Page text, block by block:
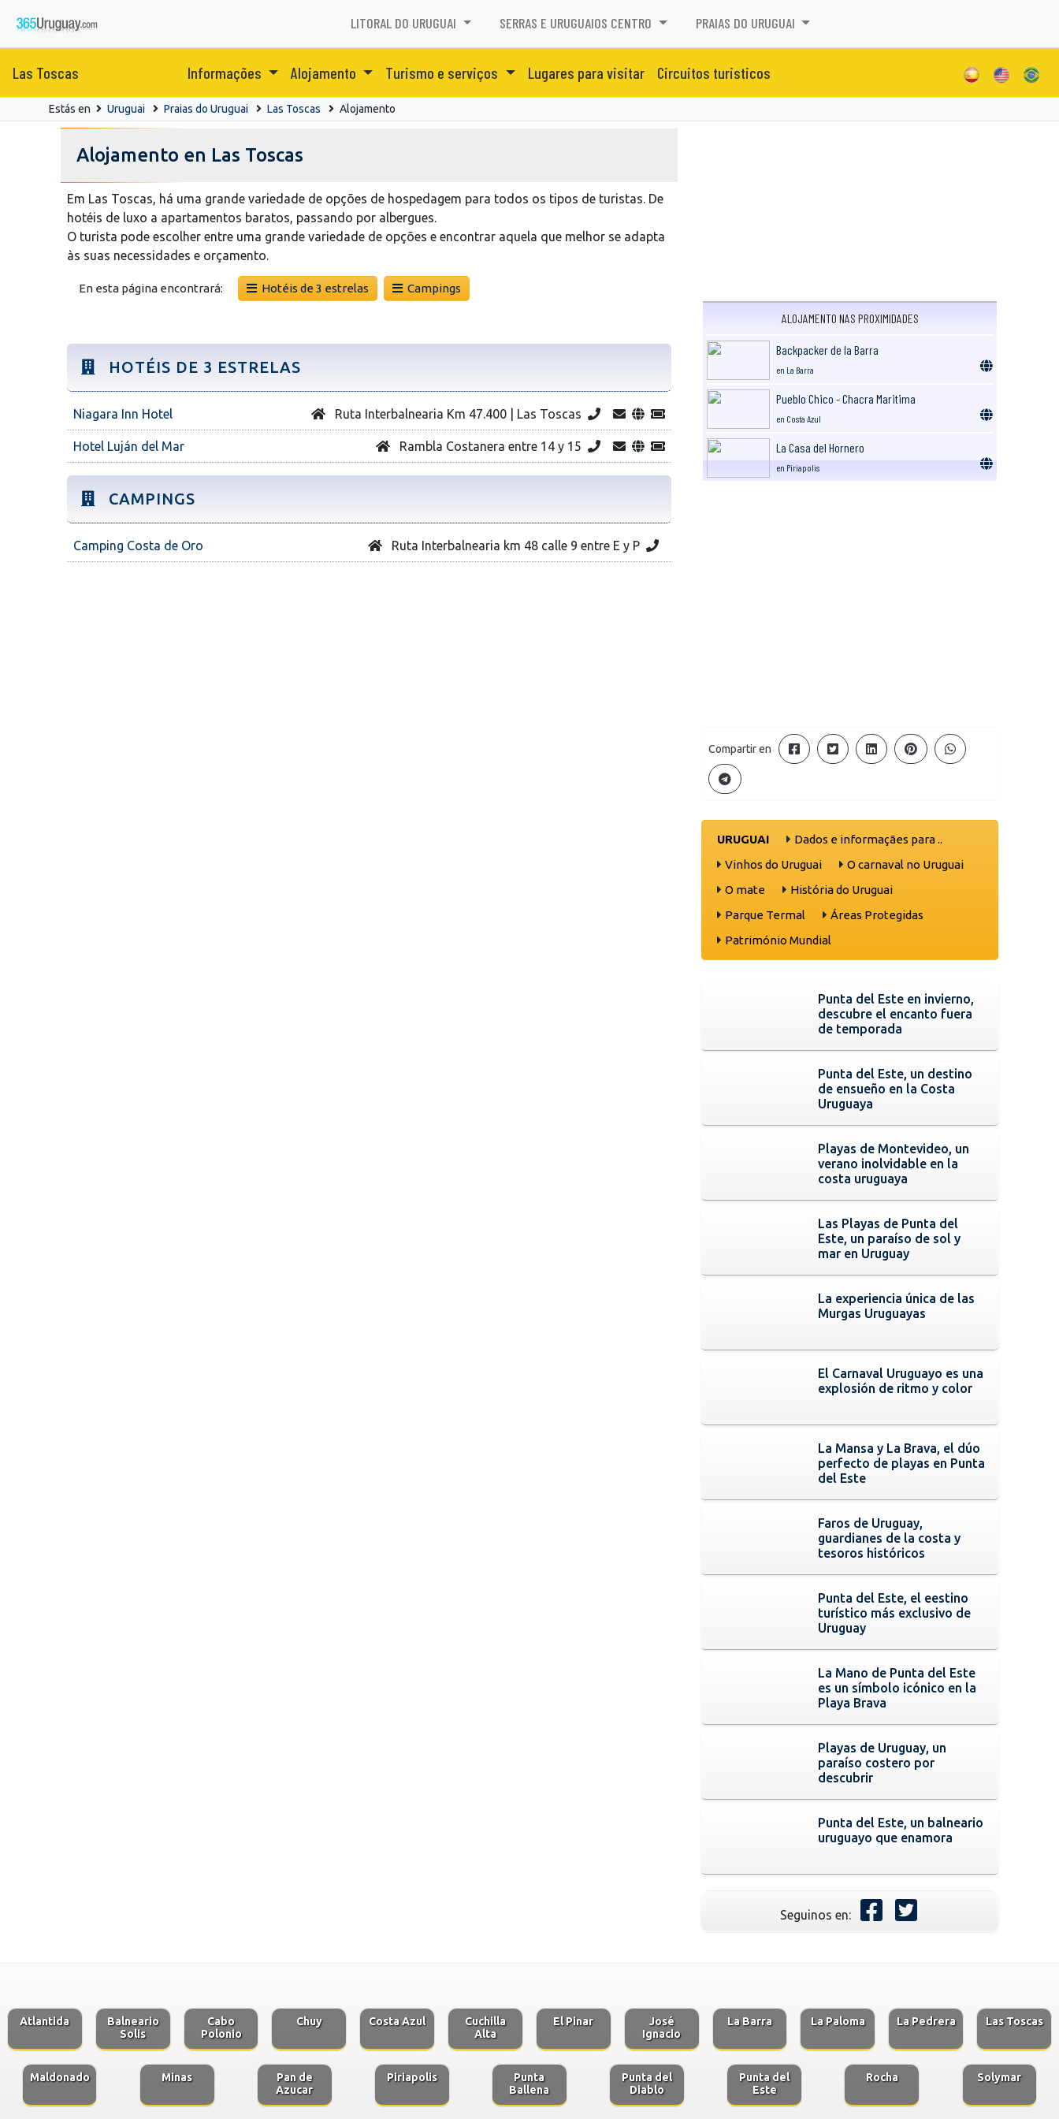
LITORAL DO URUGUAI SERRAS E URUGUAIOS CENTRO PRAIAS DO URUGUAI
Las Toscas Informações Alojamento Turismo e serviços Lugares para visitar Circuitos turisticos
Estás en Uruguai Praias do Uruguai Las Toscas Alojamento
Alojamento en Las Toscas
Em Las Toscas, há uma grande variedade de opções de hospedagem para todos os tipos de turistas. De
hotéis de luxo a apartamentos baratos, passando por albergues.
O turista pode escolher entre uma grande variedade de opções e encontrar aquela que melhor se adapta
às suas necessidades e orçamento.
En esta página encontrará: Hotéis de 3 estrelas Campings
HOTÉIS DE 3 ESTRELAS
Niagara Inn Hotel Ruta Interbalnearia Km 47.400 | Las Toscas
Hotel Luján del Mar Rambla Costanera entre 14 y 15
CAMPINGS
Camping Costa de Oro Ruta Interbalnearia km 48 calle 9 entre E y P
ALOJAMENTO NAS PROXIMIDADES
Backpacker de la Barra
en La Barra
Pueblo Chico - Chacra Maritima
en Costa Azul
La Casa del Hornero
en Piriapolis
Compartir en
URUGUAI
Dados e informaçães para ..
Vinhos do Uruguai
O carnaval no Uruguai
O mate
História do Uruguai
Parque Termal
Áreas Protegidas
Património Mundial
Punta del Este en invierno,
descubre el encanto fuera
de temporada
Punta del Este, un destino
de ensueño en la Costa
Uruguaya
Playas de Montevideo, un
verano inolvidable en la
costa uruguaya
Las Playas de Punta del
Este, un paraíso de sol y
mar en Uruguay
La experiencia única de las
Murgas Uruguayas
El Carnaval Uruguayo es una
explosión de ritmo y color
La Mansa y La Brava, el dúo
perfecto de playas en Punta
del Este
Faros de Uruguay,
guardianes de la costa y
tesoros históricos
Punta del Este, el eestino
turístico más exclusivo de
Uruguay
La Mano de Punta del Este
es un símbolo icónico en la
Playa Brava
Playas de Uruguay, un
paraíso costero por
descubrir
Punta del Este, un balneario
uruguayo que enamora
Seguinos en:
Atlantida
Balneario
Solis
Cabo
Polonio
Chuy Costa Azul
Cuchilla
Alta
El Pinar
José
Ignacio
La Barra La Paloma La Pedrera Las Toscas
Maldonado Minas
Pan de
Azucar
Piriapolis
Punta
Ballena
Punta del
Diablo
Punta del
Este
Rocha Solymar